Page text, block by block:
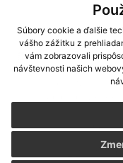
Súbory cookie a ďalšie
vášho zážitku z
vám zobrazovali
návštevnosti našich
využite možnosť
CMS systém (redakčný)
Vytlačiť